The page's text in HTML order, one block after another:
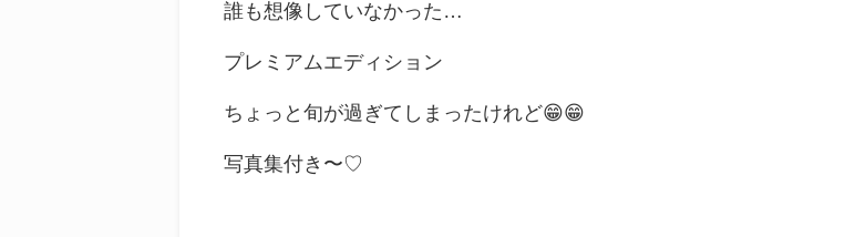
誰も想像していなかった…
プレミアムエディション
ちょっと旬が過ぎてしまったけれど😁😁
写真集付き〜♡